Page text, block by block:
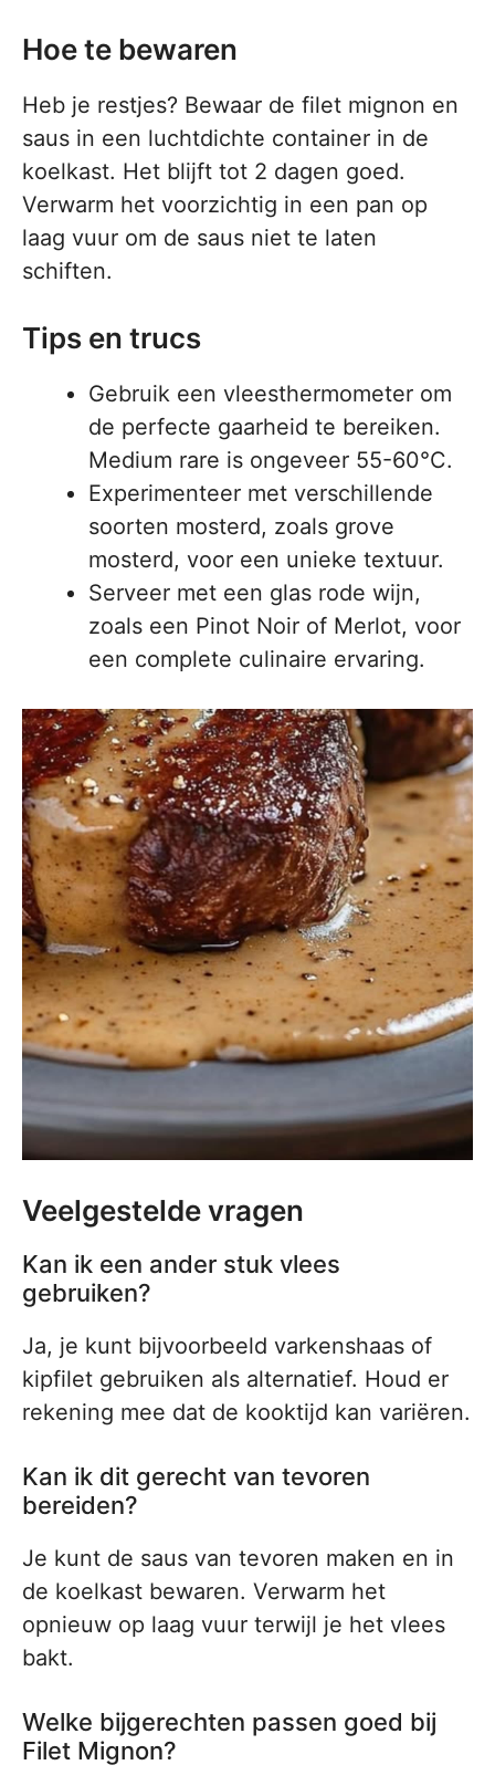
Hoe te bewaren
Heb je restjes? Bewaar de filet mignon en
saus in een luchtdichte container in de
koelkast. Het blijft tot 2 dagen goed.
Verwarm het voorzichtig in een pan op
laag vuur om de saus niet te laten
schiften.
Tips en trucs
Gebruik een vleesthermometer om
de perfecte gaarheid te bereiken.
Medium rare is ongeveer 55-60°C.
Experimenteer met verschillende
soorten mosterd, zoals grove
mosterd, voor een unieke textuur.
Serveer met een glas rode wijn,
zoals een Pinot Noir of Merlot, voor
een complete culinaire ervaring.
Veelgestelde vragen
Kan ik een ander stuk vlees
gebruiken?
Ja, je kunt bijvoorbeeld varkenshaas of
kipfilet gebruiken als alternatief. Houd er
rekening mee dat de kooktijd kan variëren.
Kan ik dit gerecht van tevoren
bereiden?
Je kunt de saus van tevoren maken en in
de koelkast bewaren. Verwarm het
opnieuw op laag vuur terwijl je het vlees
bakt.
Welke bijgerechten passen goed bij
Filet Mignon?